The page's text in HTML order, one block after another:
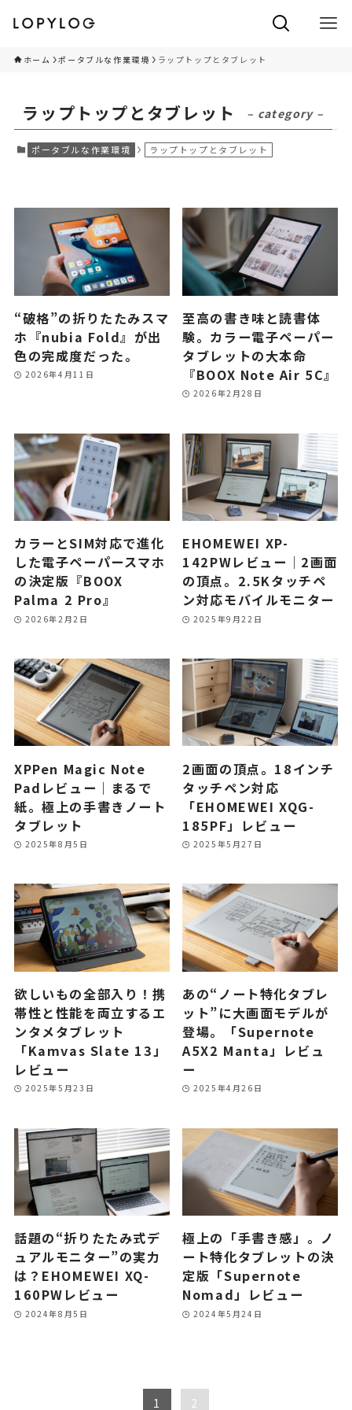
ホーム ポータブルな作業環境 ラップトップとタブレット
ラップトップとタブレット – category –
ポータブルな作業環境 ラップトップとタブレット
“破格”の折りたたみスマ
ホ『nubia Fold』が出
色の完成度だった。
2026年4月11日
至高の書き味と読書体
験。カラー電子ペーパー
タブレットの大本命
『BOOX Note Air 5C』
2026年2月28日
カラーとSIM対応で進化
した電子ペーパースマホ
の決定版『BOOX
Palma 2 Pro』
2026年2月2日
EHOMEWEI XP-
142PWレビュー｜2画面
の頂点。2.5Kタッチペ
ン対応モバイルモニター
2025年9月22日
XPPen Magic Note
Padレビュー｜まるで
紙。極上の手書きノート
タブレット
2025年8月5日
2画面の頂点。18インチ
タッチペン対応
「EHOMEWEI XQG-
185PF」レビュー
2025年5月27日
欲しいもの全部入り！携
帯性と性能を両立するエ
ンタメタブレット
「Kamvas Slate 13」
レビュー
2025年5月23日
あの“ノート特化タブレ
ット”に大画面モデルが
登場。「Supernote
A5X2 Manta」レビュ
ー
2025年4月26日
話題の“折りたたみ式デ
ュアルモニター”の実力
は？EHOMEWEI XQ-
160PWレビュー
2024年8月5日
極上の「手書き感」。ノ
ート特化タブレットの決
定版「Supernote
Nomad」レビュー
2024年5月24日
1 2